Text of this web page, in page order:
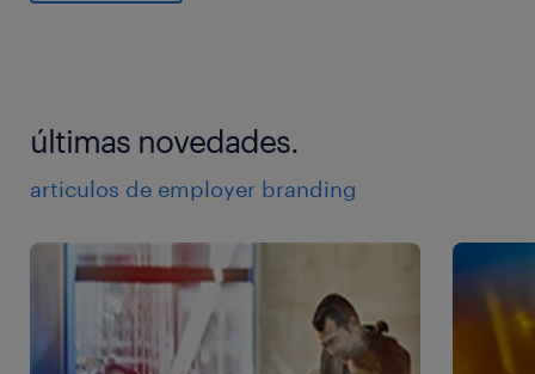
últimas novedades.
articulos de employer branding